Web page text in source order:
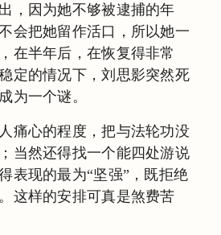
，因为她不够被逮捕的年
会把她留作活口，所以她一
在半年后，在恢复得非常
定的情况下，刘思影突然死
为一个谜。
痛心的程度，把与法轮功没
当然还得找一个能四处游说
表现的最为“坚强”，既拒绝
这样的安排可真是煞费苦